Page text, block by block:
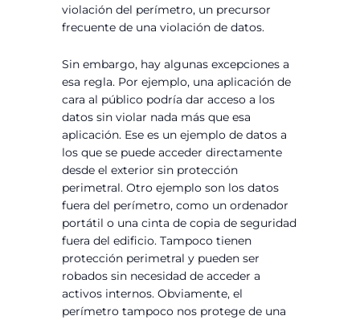
violación del perímetro, un precursor
frecuente de una violación de datos.
Sin embargo, hay algunas excepciones a
esa regla. Por ejemplo, una aplicación de
cara al público podría dar acceso a los
datos sin violar nada más que esa
aplicación. Ese es un ejemplo de datos a
los que se puede acceder directamente
desde el exterior sin protección
perimetral. Otro ejemplo son los datos
fuera del perímetro, como un ordenador
portátil o una cinta de copia de seguridad
fuera del edificio. Tampoco tienen
protección perimetral y pueden ser
robados sin necesidad de acceder a
activos internos. Obviamente, el
perímetro tampoco nos protege de una